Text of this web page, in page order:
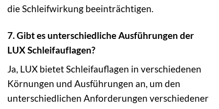
die Schleifwirkung beeinträchtigen.
7. Gibt es unterschiedliche Ausführungen der
LUX Schleifauflagen?
Ja, LUX bietet Schleifauflagen in verschiedenen
Körnungen und Ausführungen an, um den
unterschiedlichen Anforderungen verschiedener